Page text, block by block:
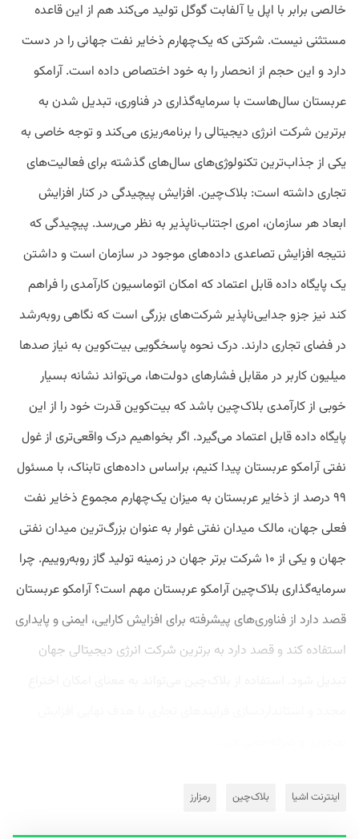
خالصی برابر با اپل یا آلفابت گوگل تولید می‌کند هم از این قاعده
مستثنی نیست. شرکتی که یک‌چهارم ذخایر نفت جهانی را در دست
دارد و این حجم از انحصار را به خود اختصاص داده است. آرامکو
عربستان سال‌هاست با سرمایه‌گذاری در فناوری، تبدیل شدن به
برترین شرکت انرژی دیجیتالی را برنامه‌ریزی می‌کند و توجه خاصی به
یکی از جذاب‌ترین تکنولوژی‌های سال‌های گذشته برای فعالیت‌های
تجاری داشته است: بلاک‌چین. افزایش پیچیدگی در کنار افزایش
ابعاد هر سازمان، امری اجتناب‌ناپذیر به نظر می‌رسد. پیچیدگی که
نتیجه افزایش تصاعدی داده‌های موجود در سازمان است و داشتن
یک پایگاه داده قابل اعتماد که امکان اتوماسیون کارآمدی را فراهم
کند نیز جزو جدایی‌ناپذیر شرکت‌های بزرگی است که نگاهی روبه‌رشد
در فضای تجاری دارند. درک نحوه پاسخگویی بیت‌کوین به نیاز صدها
میلیون کاربر در مقابل فشارهای دولت‌ها، می‌تواند نشانه بسیار
خوبی از کارآمدی بلاک‌چین باشد که بیت‌کوین قدرت خود را از این
پایگاه داده قابل اعتماد می‌گیرد. اگر بخواهیم درک واقعی‌تری از غول
نفتی آرامکو عربستان پیدا کنیم، براساس داده‌های تابناک، با مسئول
۹۹ درصد از ذخایر عربستان به میزان یک‌چهارم مجموع ذخایر نفت
فعلی جهان، مالک میدان نفتی غوار به عنوان بزرگ‌ترین میدان نفتی
جهان و یکی از ۱۰ شرکت برتر جهان در زمینه تولید گاز روبه‌روییم. چرا
سرمایه‌گذاری بلاک‌چین آرامکو عربستان مهم است؟ آرامکو عربستان
قصد دارد از فناوری‌های پیشرفته برای افزایش کارایی، ایمنی و پایداری
استفاده کند و قصد دارد به برترین شرکت انرژی دیجیتالی جهان
اینترنت اشیا بلاک‌چین رمزارز